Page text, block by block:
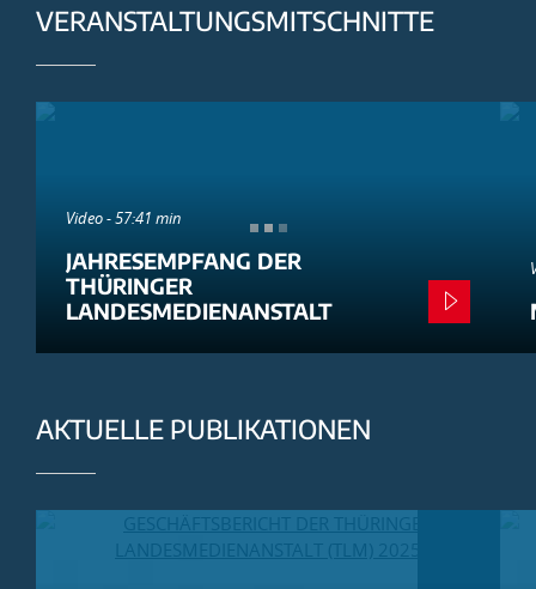
VERANSTALTUNGSMITSCHNITTE
Video - 57:41 min
JAHRESEMPFANG DER
THÜRINGER
LANDESMEDIENANSTALT
AKTUELLE PUBLIKATIONEN